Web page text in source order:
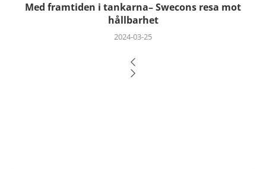
Med framtiden i tankarna– Swecons resa mot
hållbarhet
2024-03-25